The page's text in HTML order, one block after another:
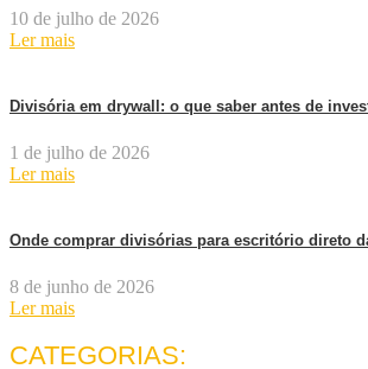
10 de julho de 2026
Ler mais
Divisória em drywall: o que saber antes de
1 de julho de 2026
Ler mais
Onde comprar divisórias para escritório direto
8 de junho de 2026
Ler mais
CATEGORIAS: